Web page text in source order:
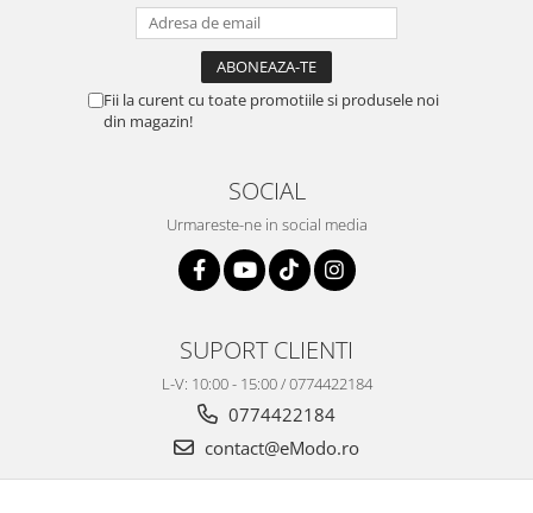
Fii la curent cu toate promotiile si produsele noi
din magazin!
SOCIAL
Urmareste-ne in social media
SUPORT CLIENTI
L-V: 10:00 - 15:00 / 0774422184
0774422184
contact@eModo.ro